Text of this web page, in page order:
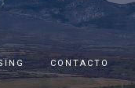
CONTACTO